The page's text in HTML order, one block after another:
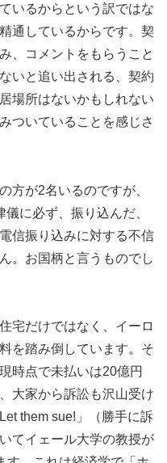
いるからという訳ではな
通しているからです。契
、コメントをもらうこと
いと追い出される、契約
場所はないかもしれない
ついていることを感じさ
方が2名いるのですが、
に必ず、振り込んだ、
信振り込みに対する不信
。お国柄と言うものでし
宅だけではなく、イーロ
を踏み倒しています。そ
時点で未払いは20億円
大家から訴訟も沢山受け
them sue!」（勝手に訴
てイェール大学の教授が